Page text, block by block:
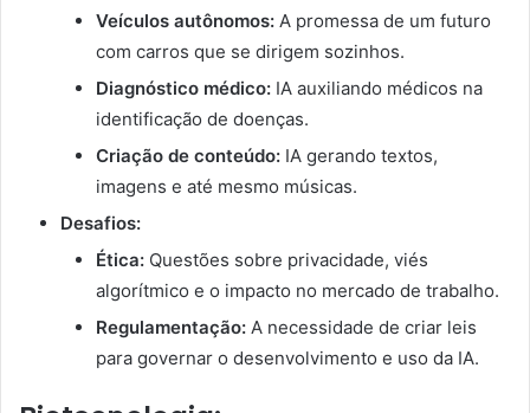
Veículos autônomos: A promessa de um futuro
com carros que se dirigem sozinhos.
Diagnóstico médico: IA auxiliando médicos na
identificação de doenças.
Criação de conteúdo: IA gerando textos,
imagens e até mesmo músicas.
Desafios:
Ética: Questões sobre privacidade, viés
algorítmico e o impacto no mercado de trabalho.
Regulamentação: A necessidade de criar leis
para governar o desenvolvimento e uso da IA.